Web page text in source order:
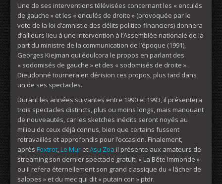
Une de ses interventions télévisées concernant les « enculés
de gauche » et les « enculés de droite » (provoquée par le
vote de la loi d’amnistie des délits politico-financiers) donnera
d’ailleurs lieu à une intervention à l’Assemblée nationale de la
part du ministre de la communication de l’époque (1991),
Georges Kiejman qui édulcora le propos en parlant des
« sodomisés de gauche » et des « sodomisés de droite ».
Dieudonné tournera en dérision ces propos, plus tard dans
un de ses spectacles.
Durant les années suivantes entre 1990 et 1993, il présentera
trois spectacles distincts, plus ou moins longs, mais manquant
de nouveautés, car les sketches inédits seront noyés au
milieu de ceux déjà connus, bien que certains fussent
retravaillés et approfondis pour l’occasion. Finalement,
après Foxtrot, Le Mur etAsu Zoa il présente aux amateurs de
streaming son dernier spectacle gratuit, « La Bête Immonde »
ou il refera éternellement son grand classique du « lâcher de
salopes » et du mec qui dit « putain con » ptdr.